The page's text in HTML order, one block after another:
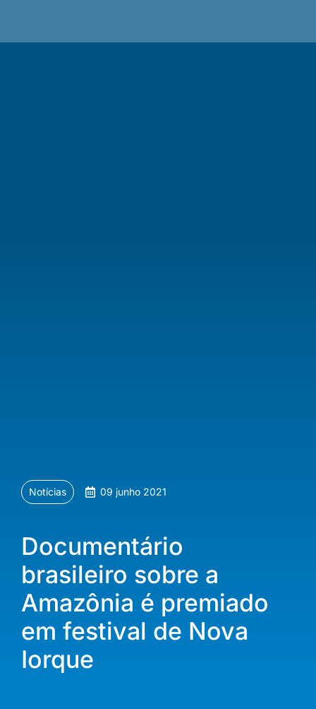
Notícias 09 junho 2021
Documentário
brasileiro sobre a
Amazônia é premiado
em festival de Nova
Iorque